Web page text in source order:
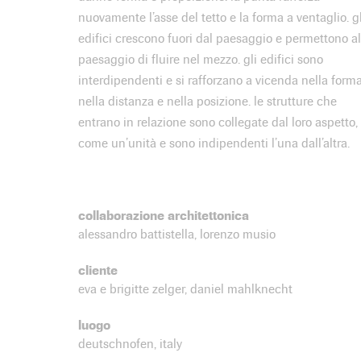
nuovamente l’asse del tetto e la forma a ventaglio.
edifici crescono fuori dal paesaggio e permettono al
paesaggio di fluire nel mezzo. gli edifici sono
interdipendenti e si rafforzano a vicenda nella
nella distanza e nella posizione. le strutture che
entrano in relazione sono collegate dal loro aspetto,
come un’unità e sono indipendenti l’una dall’altra.
collaborazione architettonica
alessandro battistella, lorenzo musio
cliente
eva e brigitte zelger, daniel mahlknecht
luogo
deutschnofen, italy